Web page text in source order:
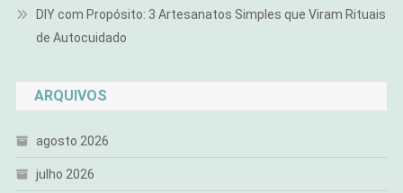
DIY com Propósito: 3 Artesanatos Simples que Viram Rituais
de Autocuidado
ARQUIVOS
agosto 2026
julho 2026